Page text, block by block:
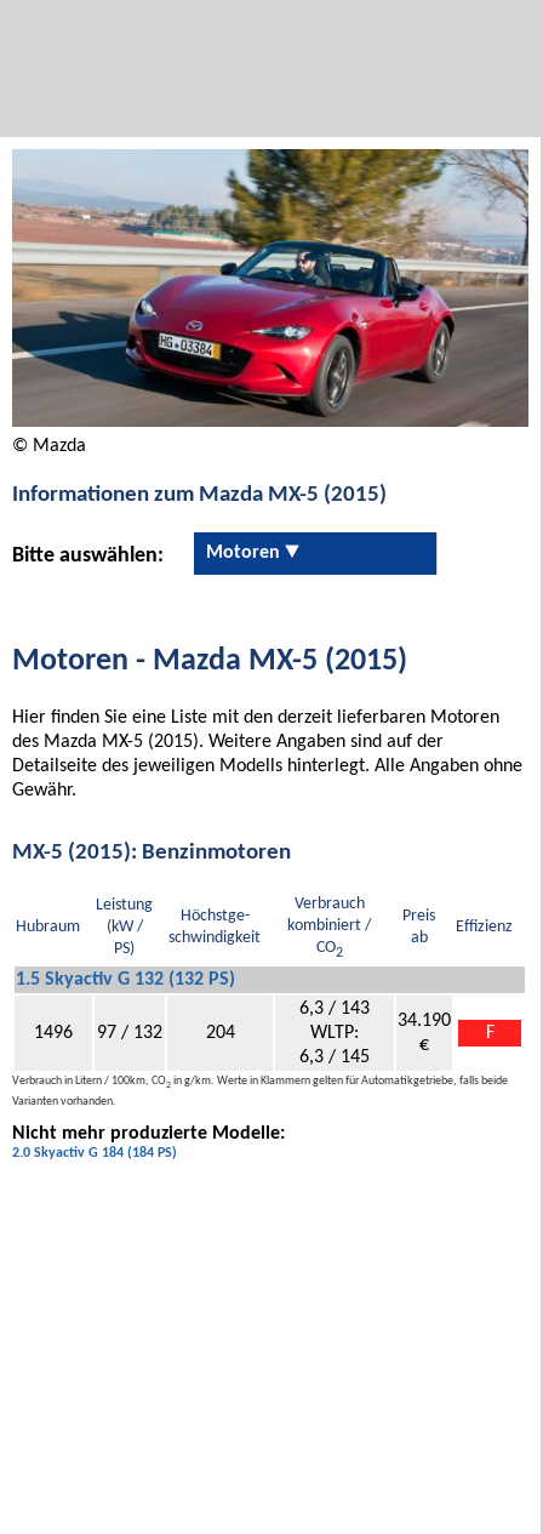
© Mazda
Informationen zum Mazda MX-5 (2015)
Bitte auswählen: Motoren
Motoren - Mazda MX-5 (2015)
Hier finden Sie eine Liste mit den derzeit lieferbaren Motoren
des Mazda MX-5 (2015). Weitere Angaben sind auf der
Detailseite des jeweiligen Modells hinterlegt. Alle Angaben ohne
Gewähr.
MX-5 (2015): Benzinmotoren
Hubraum
Leistung
(kW /
PS)
Höchstge-
schwindigkeit
Verbrauch
kombiniert /
CO2
Preis
ab
Effizienz
1.5 Skyactiv G 132 (132 PS)
1496 97 / 132 204
6,3 / 143
WLTP:
6,3 / 145
34.190
€
F
Verbrauch in Litern / 100km, CO2 in g/km. Werte in Klammern gelten für Automatikgetriebe, falls beide
Varianten vorhanden.
Nicht mehr produzierte Modelle:
2.0 Skyactiv G 184 (184 PS)